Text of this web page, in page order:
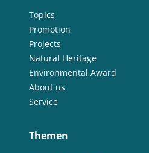
Topics
Promotion
Projects
Natural Heritage
Environmental Award
About us
Service
Themen